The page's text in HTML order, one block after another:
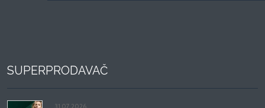
SUPERPRODAVAČ
31.07.2026.